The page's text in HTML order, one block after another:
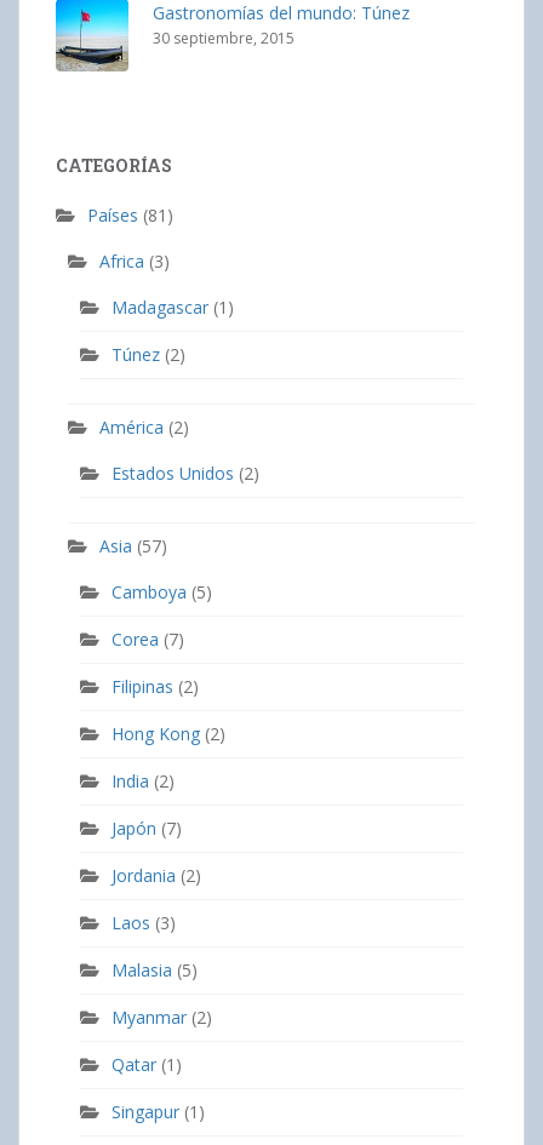
Gastronomías del mundo: Túnez
30 septiembre, 2015
CATEGORÍAS
Países (81)
Africa (3)
Madagascar (1)
Túnez (2)
América (2)
Estados Unidos (2)
Asia (57)
Camboya (5)
Corea (7)
Filipinas (2)
Hong Kong (2)
India (2)
Japón (7)
Jordania (2)
Laos (3)
Malasia (5)
Myanmar (2)
Qatar (1)
Singapur (1)